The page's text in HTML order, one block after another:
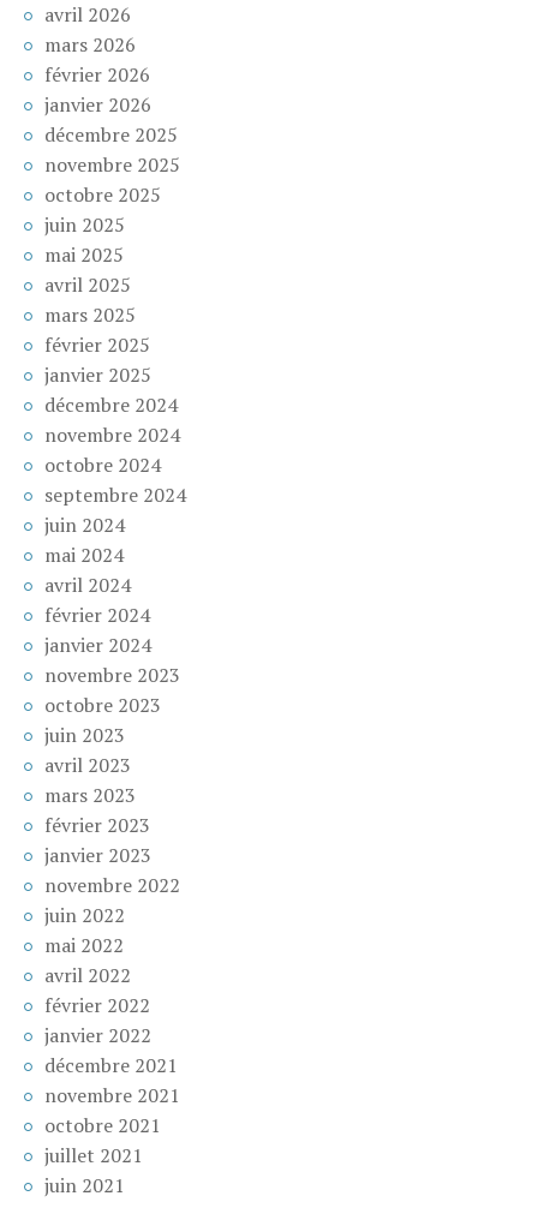
avril 2026
mars 2026
février 2026
janvier 2026
décembre 2025
novembre 2025
octobre 2025
juin 2025
mai 2025
avril 2025
mars 2025
février 2025
janvier 2025
décembre 2024
novembre 2024
octobre 2024
septembre 2024
juin 2024
mai 2024
avril 2024
février 2024
janvier 2024
novembre 2023
octobre 2023
juin 2023
avril 2023
mars 2023
février 2023
janvier 2023
novembre 2022
juin 2022
mai 2022
avril 2022
février 2022
janvier 2022
décembre 2021
novembre 2021
octobre 2021
juillet 2021
juin 2021